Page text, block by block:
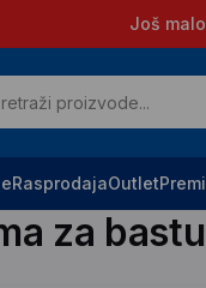
Još
RasprodajaOutlet
za bastu